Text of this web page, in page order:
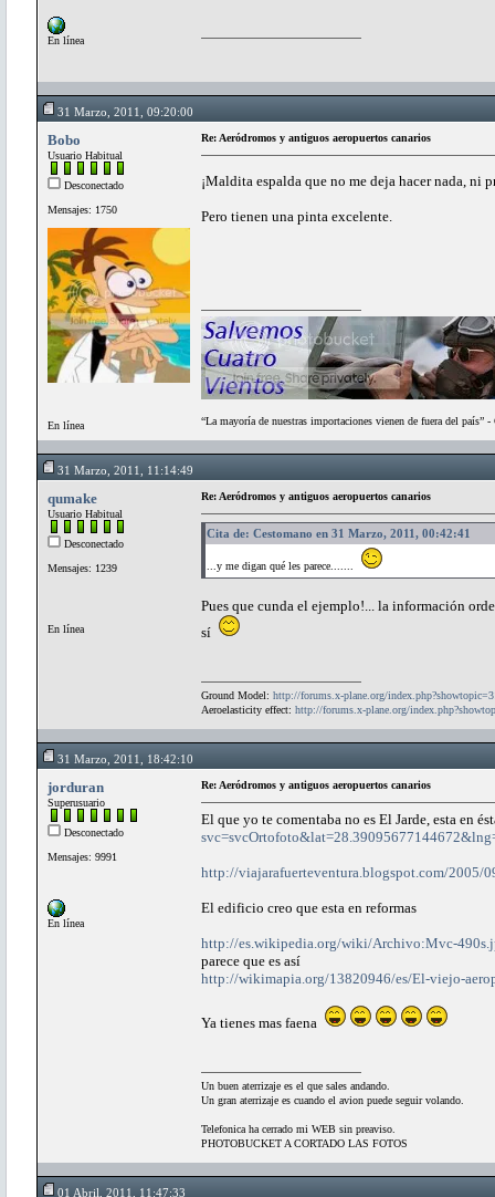
En línea
31 Marzo, 2011, 09:20:00
Bobo
Usuario Habitual
Desconectado
Mensajes: 1750
En línea
Re: Aeródromos y antiguos aeropuertos canarios
¡Maldita espalda que no me deja hacer nada,
Pero tienen una pinta excelente.
“La mayoría de nuestras importaciones vienen de fuera del país” -
31 Marzo, 2011, 11:14:49
qumake
Usuario Habitual
Desconectado
Mensajes: 1239
En línea
Re: Aeródromos y antiguos aeropuertos canarios
Cita de: Cestomano en 31 Marzo, 2011, 00:42:41
...y me digan qué les parece.......
Pues que cunda el ejemplo!... la información
sí
Ground Model: http://forums.x-plane.org/
Aeroelasticity effect: http://forums.x-plane.org/
31 Marzo, 2011, 18:42:10
jorduran
Superusuario
Desconectado
Mensajes: 9991
En línea
Re: Aeródromos y antiguos aeropuertos canarios
El que yo te comentaba no es El Jarde, esta en
http://viajarafuerteventura.blogspot.com/2005/
El edificio creo que esta en reformas
http://es.wikipedia.org/wiki/Archivo:Mvc-
parece que es así
http://wikimapia.org/13820946/es/El-viejo-
Ya tienes mas faena
Un buen aterrizaje es el que sales andando.
Un gran aterrizaje es cuando el avion puede seguir volando.
Telefonica ha cerrado mi WEB sin preaviso.
PHOTOBUCKET A CORTADO LAS FOTOS
01 Abril, 2011, 11:47:33